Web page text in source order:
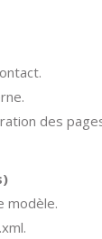
des
modèle.